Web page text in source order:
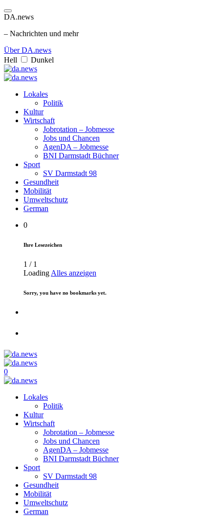
DA.news
– Nachrichten und mehr
Über DA.news
Hell
Dunkel
Lokales
Politik
Kultur
Wirtschaft
Jobrotation – Jobmesse
Jobs und Chancen
AgenDA – Jobmesse
BNI Darmstadt Büchner
Sport
SV Darmstadt 98
Gesundheit
Mobilität
Umweltschutz
German
0
Ihre Lesezeichen
1 / 1
Loading Alles anzeigen
Sorry, you have no bookmarks yet.
0
Lokales
Politik
Kultur
Wirtschaft
Jobrotation – Jobmesse
Jobs und Chancen
AgenDA – Jobmesse
BNI Darmstadt Büchner
Sport
SV Darmstadt 98
Gesundheit
Mobilität
Umweltschutz
German